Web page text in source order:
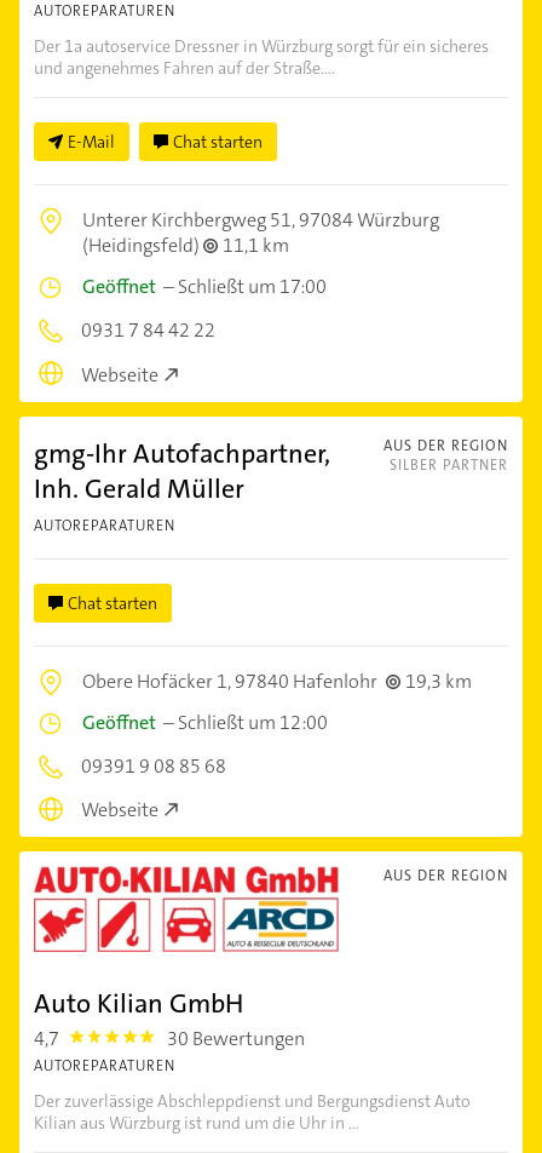
AUTOREPARATUREN
Der 1a autoservice Dressner in Würzburg sorgt für ein sicheres
und angenehmes Fahren auf der Straße....
E-Mail Chat starten
Unterer Kirchbergweg 51,97084 Würzburg
(Heidingsfeld)
11,1 km
Geöffnet –Schließt um 17:00
0931 7 84 42 22
Webseite
AUS DER REGION
SILBER PARTNER
gmg-Ihr Autofachpartner,
Inh. Gerald Müller
AUTOREPARATUREN
Chat starten
Obere Hofäcker 1,97840 Hafenlohr
19,3 km
Geöffnet –Schließt um 12:00
09391 9 08 85 68
Webseite
AUS DER REGION
Auto Kilian GmbH
4,7 4.7000003 30 Bewertungen
AUTOREPARATUREN
Der zuverlässige Abschleppdienst und Bergungsdienst Auto
Kilian aus Würzburg ist rund um die Uhr in ...